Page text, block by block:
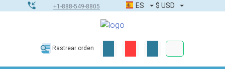
+1-888-549-8805 ES $ USD
Rastrear orden